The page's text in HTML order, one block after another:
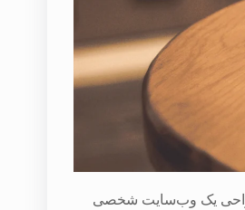
طراحی یک وب‌سایت شخصی